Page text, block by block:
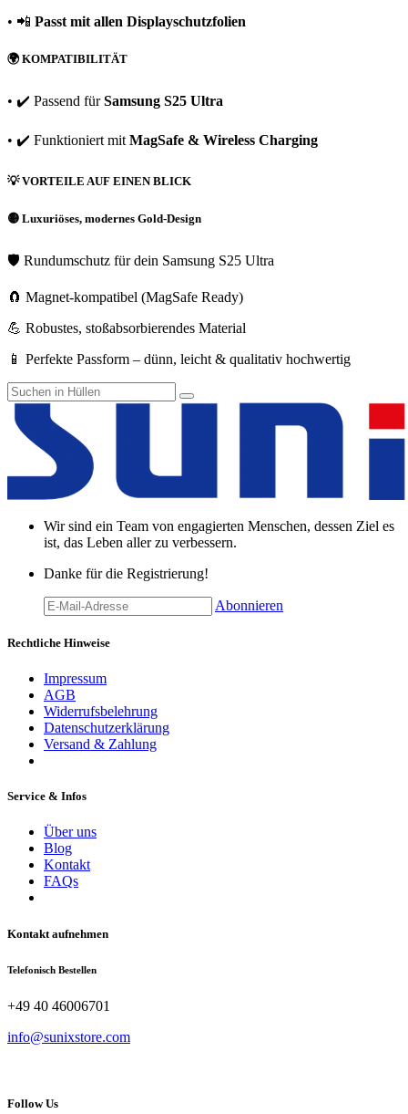
• 📲 Passt mit allen Displayschutzfolien
🌍KOMPATIBILITÄT
• ✔️ Passend fürSamsung S25 Ultra
• ✔️ Funktioniert mit MagSafe & Wireless Charging
💡VORTEILE AUF EINEN BLICK
🟡 Luxuriöses, modernes Gold-Design
🛡️ Rundumschutz für dein Samsung S25 Ultra
🧲 Magnet-kompatibel (MagSafe Ready)
💪 Robustes, stoßabsorbierendes Material
📱 Perfekte Passform – dünn, leicht & qualitativ hochwertig
Wir sind ein Team von engagierten Menschen, dessen Ziel es
ist, das Leben aller zu verbessern.
Danke für die Registrierung!
Abonnieren
Rechtliche Hinweise
Impressum
AGB
Widerrufsbelehrung
Datenschutzerklärung
Versand & Zahlung
Service & Infos
Über uns
Blog
Kontakt
FAQs
Kontakt aufnehmen
Telefonisch Bestellen
+49 40 46006701
info@sunixstore.com
Follow Us